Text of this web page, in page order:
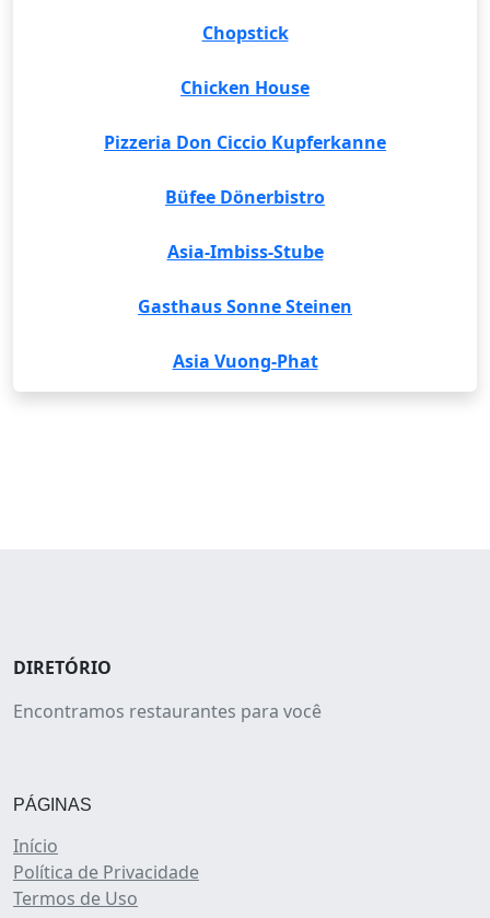
Chopstick
Chicken House
Pizzeria Don Ciccio Kupferkanne
Büfee Dönerbistro
Asia-Imbiss-Stube
Gasthaus Sonne Steinen
Asia Vuong-Phat
DIRETÓRIO
Encontramos restaurantes para você
PÁGINAS
Início
Política de Privacidade
Termos de Uso